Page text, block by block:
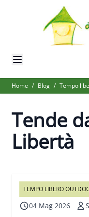
Salta al contenuto
Home / Blog / Tempo
Tende
Libertà
TEMPO LIBERO
04 Mag 2026